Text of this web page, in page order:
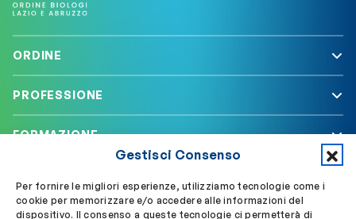
Gestisci Consenso
Per fornire le migliori esperienze, utilizziamo tecnologie come i
cookie per memorizzare e/o accedere alle informazioni del
dispositivo. Il consenso a queste tecnologie ci permetterà di
ORDINE
PROFESSIONE
FORMAZIONE